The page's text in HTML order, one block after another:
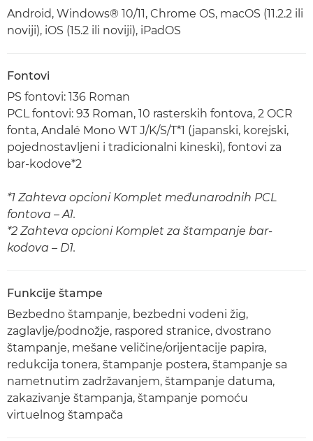
Android, Windows® 10/11, Chrome OS, macOS (11.2.2 ili
noviji), iOS (15.2 ili noviji), iPadOS
Fontovi
PS fontovi: 136 Roman
PCL fontovi: 93 Roman, 10 rasterskih fontova, 2 OCR
fonta, Andalé Mono WT J/K/S/T*1 (japanski, korejski,
pojednostavljeni i tradicionalni kineski), fontovi za
bar-kodove*2
*1 Zahteva opcioni Komplet međunarodnih PCL
fontova – A1.
*2 Zahteva opcioni Komplet za štampanje bar-
kodova – D1.
Funkcije štampe
Bezbedno štampanje, bezbedni vodeni žig,
zaglavlje/podnožje, raspored stranice, dvostrano
štampanje, mešane veličine/orijentacije papira,
redukcija tonera, štampanje postera, štampanje sa
nametnutim zadržavanjem, štampanje datuma,
zakazivanje štampanja, štampanje pomoću
virtuelnog štampača